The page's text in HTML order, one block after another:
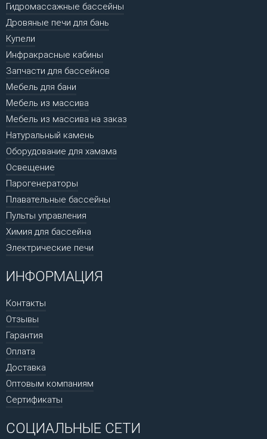
Гидромассажные бассейны
Дровяные печи для бань
Купели
Инфракрасные кабины
Запчасти для бассейнов
Мебель для бани
Мебель из массива
Мебель из массива на заказ
Натуральный камень
Оборудование для хамама
Освещение
Парогенераторы
Плавательные бассейны
Пульты управления
Химия для бассейна
Электрические печи
ИНФОРМАЦИЯ
Контакты
Отзывы
Гарантия
Оплата
Доставка
Оптовым компаниям
Сертификаты
СОЦИАЛЬНЫЕ СЕТИ